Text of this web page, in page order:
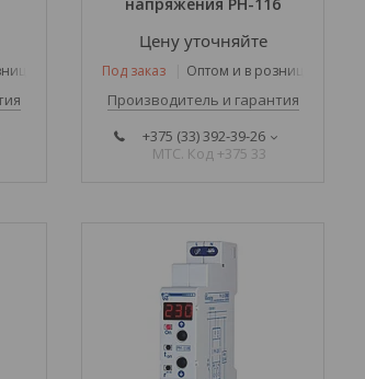
Цену уточняйте
Под заказ Оптом и в розницу
Производитель и гарантия
+375 (33) 392-39-26
МТС. Код +375 33